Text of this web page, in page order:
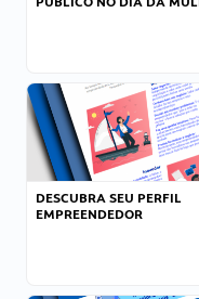
DESCUBRA SEU PERFIL
EMPREENDEDOR